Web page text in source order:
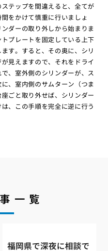
テップを間違えると、全てが
をかけて慎重に行いましょ
ダーの取り外しから始まりま
プレートを固定している上下
す。すると、その奥に、シリ
見えますので、それをドライ
、室外側のシリンダーが、ス
、室内側のサムターン（つま
ごと取り外せば、シリンダー
、この手順を完全に逆に行う
一覧
福岡県で深夜に相談で